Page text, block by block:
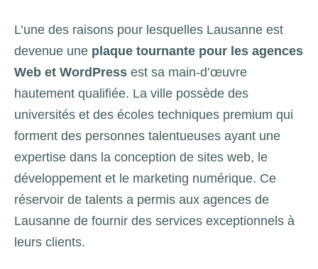
L’une des raisons pour lesquelles Lausanne est
devenue une plaque tournante pour les agences
Web et WordPress est sa main-d’œuvre
hautement qualifiée. La ville possède des
universités et des écoles techniques premium qui
forment des personnes talentueuses ayant une
expertise dans la conception de sites web, le
développement et le marketing numérique. Ce
réservoir de talents a permis aux agences de
Lausanne de fournir des services exceptionnels à
leurs clients.